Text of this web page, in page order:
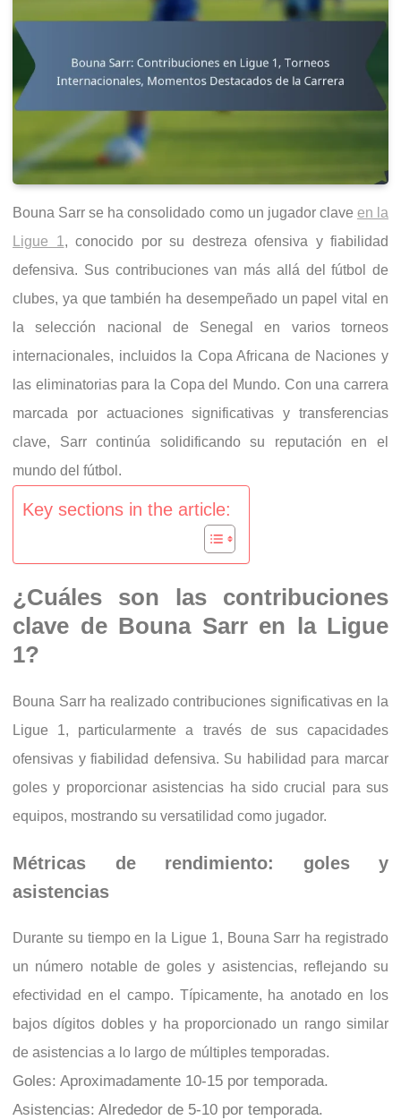
Bouna Sarr se ha consolidado como un jugador clave en la
Ligue 1 , conocido por su destreza ofensiva y fiabilidad
defensiva. Sus contribuciones van más allá del fútbol de
clubes, ya que también ha desempeñado un papel vital en
la selección nacional de Senegal en varios torneos
internacionales, incluidos la Copa Africana de Naciones y
las eliminatorias para la Copa del Mundo. Con una carrera
marcada por actuaciones significativas y transferencias
clave, Sarr continúa solidificando su reputación en el
mundo del fútbol.
Key sections in the article:
¿Cuáles son las contribuciones
clave de Bouna Sarr en la Ligue
1?
Bouna Sarr ha realizado contribuciones significativas en la
Ligue 1, particularmente a través de sus capacidades
ofensivas y fiabilidad defensiva. Su habilidad para marcar
goles y proporcionar asistencias ha sido crucial para sus
equipos, mostrando su versatilidad como jugador.
Métricas de rendimiento: goles y
asistencias
Durante su tiempo en la Ligue 1, Bouna Sarr ha registrado
un número notable de goles y asistencias, reflejando su
efectividad en el campo. Típicamente, ha anotado en los
bajos dígitos dobles y ha proporcionado un rango similar
de asistencias a lo largo de múltiples temporadas.
Goles: Aproximadamente 10-15 por temporada.
Asistencias: Alrededor de 5-10 por temporada.